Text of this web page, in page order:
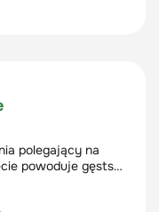
polegający na
powoduje gęstszy